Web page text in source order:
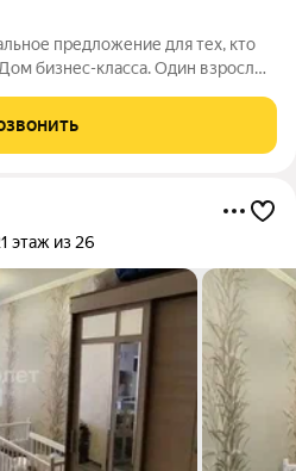
предложение для тех, кто
бизнес-класса. Один взрослый
44,4 кв. м в современном
этаж из 26